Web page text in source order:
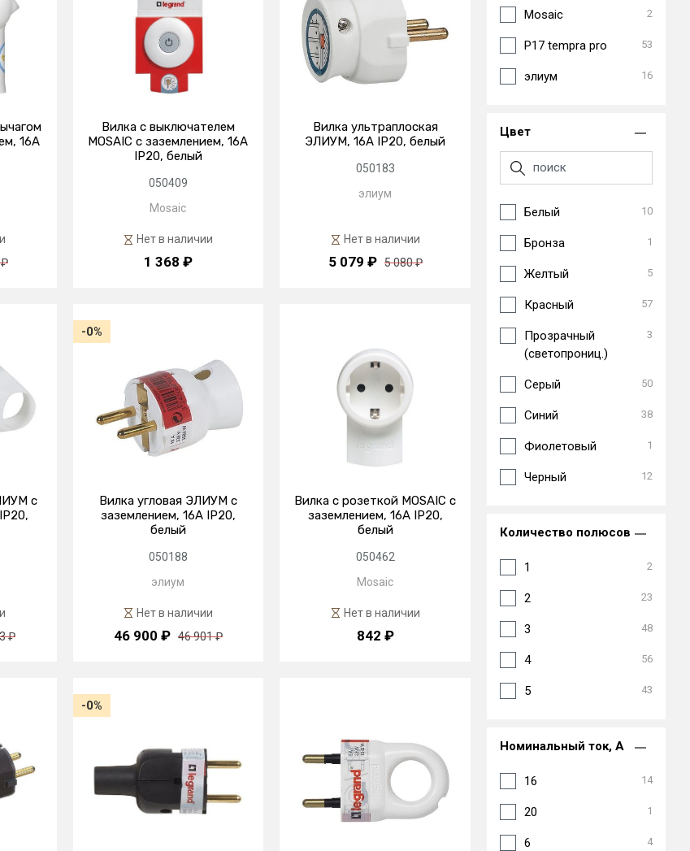
16А
Вилка с выключателем
MOSAIC с заземлением, 16А
IP20, белый
050409
Mosaic
Нет в наличии
1 368 ₽
Вилка ультраплоская
ЭЛИУМ, 16А IP20, белый
050183
элиум
Нет в наличии
5 079 ₽ 5 080 ₽
с
₽
-0%
Вилка угловая ЭЛИУМ с
заземлением, 16А IP20,
белый
050188
элиум
Нет в наличии
46 900 ₽ 46 901 ₽
Вилка с розеткой MOSAIC с
заземлением, 16А IP20,
белый
050462
Mosaic
Нет в наличии
842 ₽
-0%
Mosaic 2
P17 tempra pro 53
элиум 16
Цвет
Белый 10
Бронза 1
Желтый 5
Красный 57
Прозрачный
(светопрониц.)
3
Серый 50
Синий 38
Фиолетовый 1
Черный 12
Количество полюсов
1 2
2 23
3 48
4 56
5 43
Номинальный ток, А
16 14
20 1
6 4